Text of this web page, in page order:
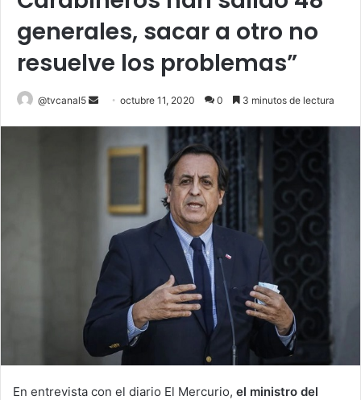
generales, sacar a otro no
resuelve los problemas”
@tvcanal5
Sendoctubre 11, 2020 0 3 minutos de lectura
En entrevista con el diario El Mercurio, el ministro del